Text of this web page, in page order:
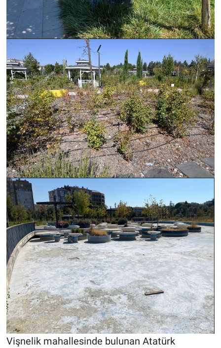
Vişnelik mahallesinde bulunan Atatürk